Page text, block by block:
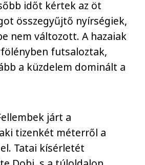
időt kértek az öt
összegyűjtő nyírségiek,
nem változott. A hazaiak
futsaloztak,
a küzdelem dominált a
járt a
tizenkét méterről a
Tatai kísérletét